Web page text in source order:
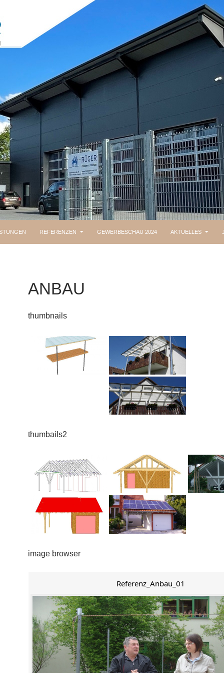
REFERENZEN GEWERBESCHAU 2024 AKTUELLES
ANBAU
thumbnails
thumbails2
image browser
Referenz_Anbau_01